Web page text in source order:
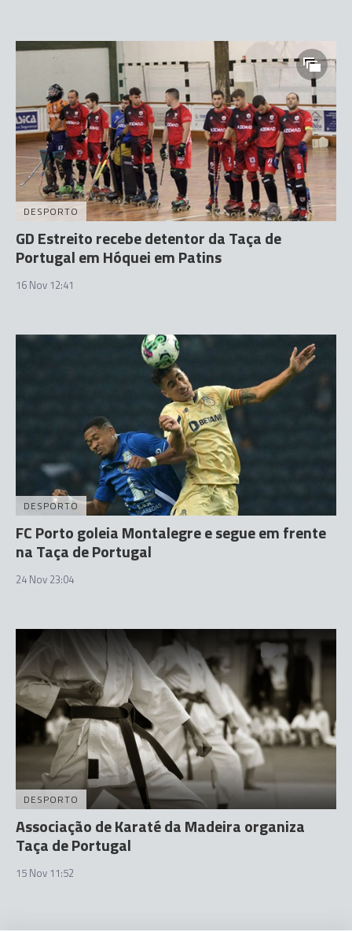
DESPORTO
GD Estreito recebe detentor da Taça de
Portugal em Hóquei em Patins
16 Nov 12:41
DESPORTO
FC Porto goleia Montalegre e segue em frente
na Taça de Portugal
24 Nov 23:04
DESPORTO
Associação de Karaté da Madeira organiza
Taça de Portugal
15 Nov 11:52